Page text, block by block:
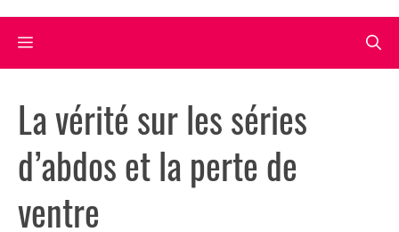
Menu
La vérité sur les séries
d’abdos et la perte de
ventre